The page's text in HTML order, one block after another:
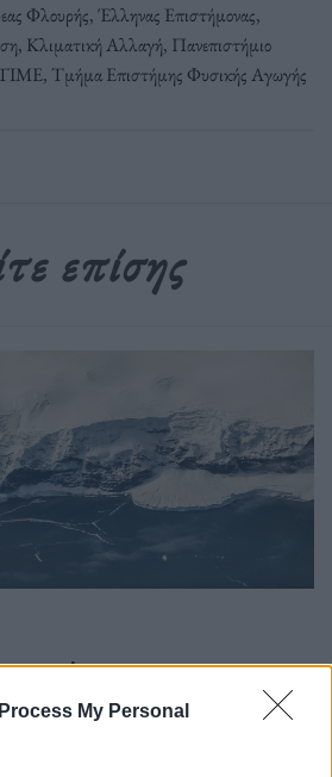
My Personal
Φλουρής,Έλληνας Επιστήμονας,
, Κλιματική Αλλαγή, Πανεπιστήμιο
, Τμήμα Επιστήμης Φυσικής Αγωγής
επίσης